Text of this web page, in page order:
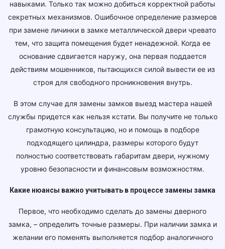
навыками. Только так можно добиться корректной работы
секретных механизмов. Ошибочное определение размеров
при замене личинки в замке металлической двери чревато
тем, что защита помещения будет ненадежной. Когда ее
основание сдвигается наружу, она первая поддается
действиям мошенников, пытающихся силой вывести ее из
строя для свободного проникновения внутрь.
В этом случае для замены замков выезд мастера нашей
службы придется как нельзя кстати. Вы получите не только
грамотную консультацию, но и помощь в подборе
подходящего цилиндра, размеры которого будут
полностью соответствовать габаритам двери, нужному
уровню безопасности и финансовым возможностям.
Какие нюансы важно учитывать в процессе замены замка
Первое, что необходимо сделать до замены дверного
замка, – определить точные размеры. При наличии замка и
желании его поменять выполняется подбор аналогичного